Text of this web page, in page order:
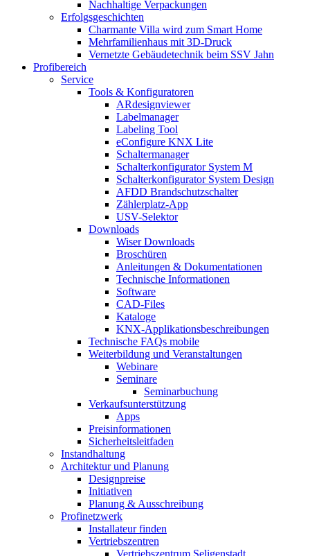
Nachhaltige Verpackungen
Erfolgsgeschichten
Charmante Villa wird zum Smart Home
Mehrfamilienhaus mit 3D-Druck
Vernetzte Gebäudetechnik beim SSV Jahn
Profibereich
Service
Tools & Konfiguratoren
ARdesignviewer
Labelmanager
Labeling Tool
eConfigure KNX Lite
Schaltermanager
Schalterkonfigurator System M
Schalterkonfigurator System Design
AFDD Brandschutzschalter
Zählerplatz-App
USV-Selektor
Downloads
Wiser Downloads
Broschüren
Anleitungen & Dokumentationen
Technische Informationen
Software
CAD-Files
Kataloge
KNX-Applikationsbeschreibungen
Technische FAQs mobile
Weiterbildung und Veranstaltungen
Webinare
Seminare
Seminarbuchung
Verkaufsunterstützung
Apps
Preisinformationen
Sicherheitsleitfaden
Instandhaltung
Architektur und Planung
Designpreise
Initiativen
Planung & Ausschreibung
Profinetzwerk
Installateur finden
Vertriebszentren
Vertriebszentrum Seligenstadt